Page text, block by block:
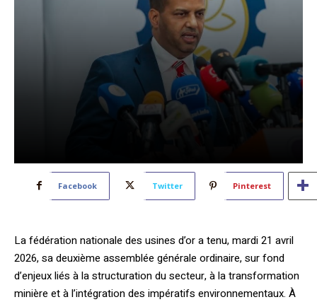
Facebook Twitter Pinterest
La fédération nationale des usines d’or a tenu, mardi 21 avril
2026, sa deuxième assemblée générale ordinaire, sur fond
d’enjeux liés à la structuration du secteur, à la transformation
minière et à l’intégration des impératifs environnementaux. À